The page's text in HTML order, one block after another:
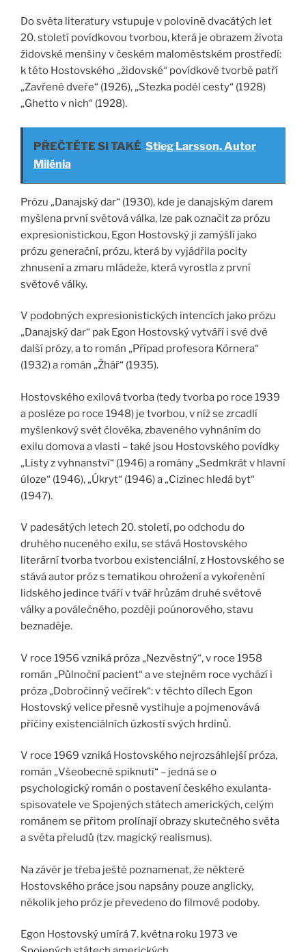
Do světa literatury vstupuje v polovině dvacátých let
20. století povídkovou tvorbou, která je obrazem života
židovské menšiny v českém maloměstském prostředí:
k této Hostovského „židovské“ povídkové tvorbě patří
„Zavřené dveře“ (1926), „Stezka podél cesty“ (1928)
„Ghetto v nich“ (1928).
PŘEČTĚTE SI TAKÉ Stieg Larsson. Autor
Milénia
Prózu „Danajský dar“ (1930), kde je danajským darem
myšlena první světová válka, lze pak označit za prózu
expresionistickou, Egon Hostovský ji zamýšlí jako
prózu generační, prózu, která by vyjádřila pocity
zhnusení a zmaru mládeže, která vyrostla z první
světové války.
V podobných expresionistických intencích jako prózu
„Danajský dar“ pak Egon Hostovský vytváří i své dvě
další prózy, a to román „Případ profesora Körnera“
(1932) a román „Žhář“ (1935).
Hostovského exilová tvorba (tedy tvorba po roce 1939
a posléze po roce 1948) je tvorbou, v níž se zrcadlí
myšlenkový svět člověka, zbaveného vyhnáním do
exilu domova a vlasti – také jsou Hostovského povídky
„Listy z vyhnanství“ (1946) a romány „Sedmkrát v hlavní
úloze“ (1946), „Úkryt“ (1946) a „Cizinec hledá byt“
(1947).
V padesátých letech 20. století, po odchodu do
druhého nuceného exilu, se stává Hostovského
literární tvorba tvorbou existenciální, z Hostovského se
stává autor próz s tematikou ohrožení a vykořenění
lidského jedince tváří v tvář hrůzám druhé světové
války a poválečného, později poúnorového, stavu
beznaděje.
V roce 1956 vzniká próza „Nezvěstný“, v roce 1958
román „Půlnoční pacient“ a ve stejném roce vychází i
próza „Dobročinný večírek“: v těchto dílech Egon
Hostovský velice přesně vystihuje a pojmenovává
příčiny existenciálních úzkostí svých hrdinů.
V roce 1969 vzniká Hostovského nejrozsáhlejší próza,
román „Všeobecné spiknutí“ – jedná se o
psychologický román o postavení českého exulanta-
spisovatele ve Spojených státech amerických, celým
románem se přitom prolínají obrazy skutečného světa
a světa přeludů (tzv. magický realismus).
Na závěr je třeba ještě poznamenat, že některé
Hostovského práce jsou napsány pouze anglicky,
několik jeho próz je převedeno do filmové podoby.
Egon Hostovský umírá 7. května roku 1973 ve